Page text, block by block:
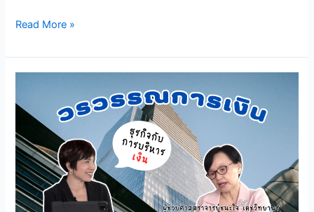
เตรียม
เกษียณ
Read More »